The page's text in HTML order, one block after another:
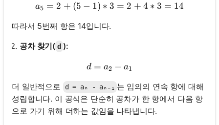
a_5 = 2 + (5-1) * 3 = 2 +
a5 = 2 + (5 − 1) ∗ 3 = 2 + 4 ∗ 3 = 14
따라서 5번째 항은 14입니다.
공차 찾기( d ):
d = a₂ - a₁
d = a2 − a1
더 일반적으로 d = aₙ - aₙ₋₁ 는 임의의 연속 항에 대해
성립합니다. 이 공식은 단순히 공차가 한 항에서 다음 항
으로 가기 위해 더하는 값임을 나타냅니다.